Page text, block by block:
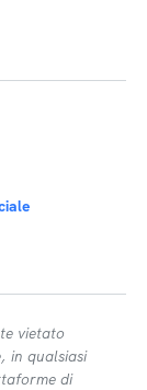
vietato
in qualsiasi
di